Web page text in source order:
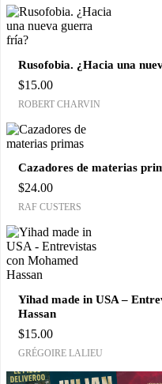
Rusofobia. ¿Hacia una
$15.00
ROBERT CHARVIN
Cazadores de materias
$24.00
RAF CUSTERS
Yihad made in USA –
Hassan
$15.00
GRÉGOIRE LALIEU